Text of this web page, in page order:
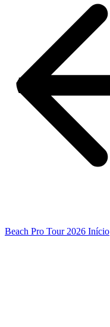
Beach Pro Tour 2026 Início